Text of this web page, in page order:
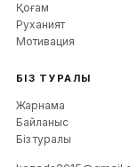
Қоғам
Руханият
Мотивация
БІЗ ТУРАЛЫ
Жарнама
Байланыс
Біз туралы